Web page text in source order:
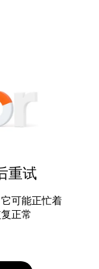
重试
可能正忙着
正常